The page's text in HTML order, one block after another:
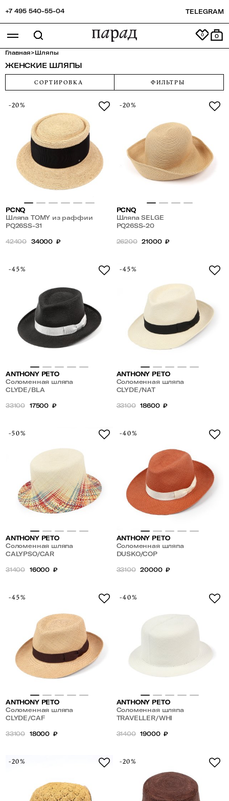
+7 495 540-55-04 TELEGRAM
0
Главная>Шляпы
ЖЕНСКИЕ ШЛЯПЫ
СОРТИРОВКА ФИЛЬТРЫ
-20%
PCNQ
Шляпа TOMY из раффии
PQ26SS-31
42400 34000 ₽
-20%
PCNQ
Шляпа SELGE
PQ26SS-20
26200 21000 ₽
-45%
ANTHONY PETO
Соломенная шляпа
CLYDE/BLA
33100 17500 ₽
-45%
ANTHONY PETO
Соломенная шляпа
CLYDE/NAT
33100 18600 ₽
-50%
ANTHONY PETO
Соломенная шляпа
CALYPSO/CAR
31400 16000 ₽
-40%
ANTHONY PETO
Соломенная шляпа
DUSKO/COP
33100 20000 ₽
-45%
ANTHONY PETO
Соломенная шляпа
CLYDE/CAF
33100 18000 ₽
-40%
ANTHONY PETO
Соломенная шляпа
TRAVELLER/WHI
31400 19000 ₽
-20% -20%